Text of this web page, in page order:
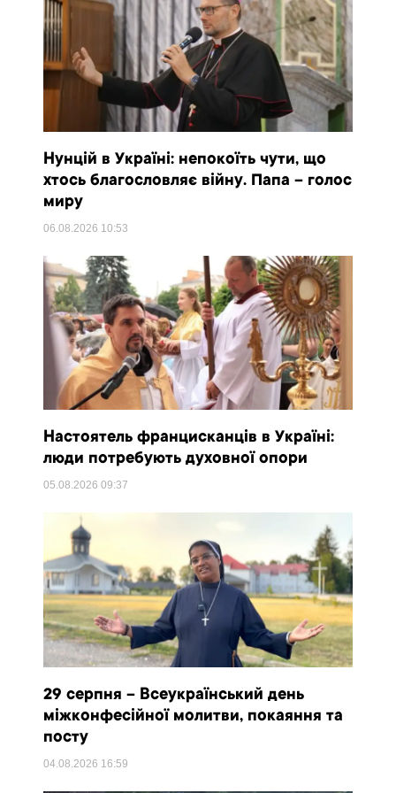
Нунцій в Україні: непокоїть чути, що
хтось благословляє війну. Папа – голос
миру
06.08.2026 10:53
Настоятель францисканців в Україні:
люди потребують духовної опори
05.08.202609:37
29 серпня – Всеукраїнський день
міжконфесійної молитви, покаяння та
посту
04.08.2026 16:59